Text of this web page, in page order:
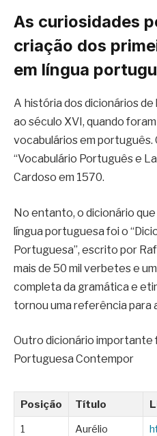
As curiosidades
criação dos
em língua
A história dos dicionários
ao século XVI, quando
vocabulários em português.
“Vocabulário Português e
Cardoso em 1570.
No entanto, o dicionário
língua portuguesa foi o
Portuguesa”, escrito por
mais de 50 mil verbetes e
completa da gramática e
tornou uma referência para
Outro dicionário importante
Portuguesa Contempor
Posição Título
1
Aurélio